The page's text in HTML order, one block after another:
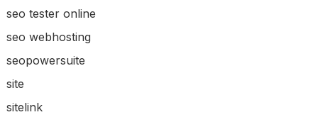
seo tester online
seo webhosting
seopowersuite
site
sitelink